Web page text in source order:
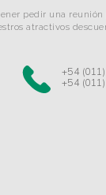
pedir una
atractivos
+54
+54